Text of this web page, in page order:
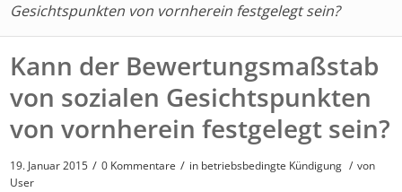
Gesichtspunkten von vornherein festgelegt sein?
Kann der Bewertungsmaßstab
von sozialen Gesichtspunkten
von vornherein festgelegt sein?
19. Januar 2015 / 0 Kommentare / in betriebsbedingte Kündigung / von
User